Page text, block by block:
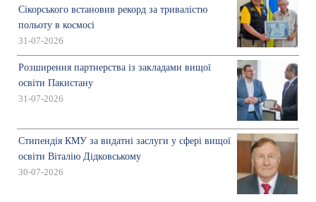
Сікорського встановив рекорд за тривалістю
польоту в космосі
31-07-2026
Розширення партнерства із закладами вищої
освіти Пакистану
31-07-2026
Стипендія КМУ за видатні заслуги у сфері вищої
освіти Віталію Дідковському
30-07-2026